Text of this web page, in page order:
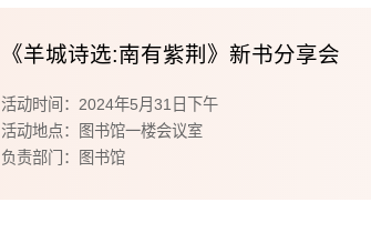
《羊城诗选:南有紫荆》新书分享会
活动时间：2024年5月31日下午
活动地点：图书馆一楼会议室
负责部门：图书馆